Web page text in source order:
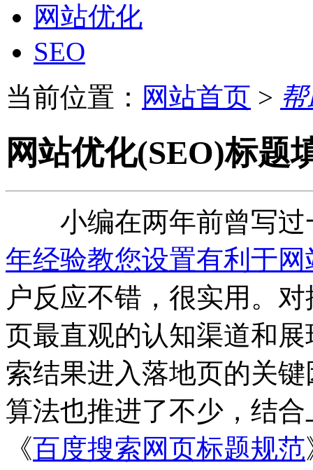
网站优化
SEO
当前位置： 网站首页 >
网站优化(SEO)标题
小编在两年前曾写过
年经验教您设置有利于
户反应不错，很实用。
页最直观的认知渠道和
索结果进入落地页的关
算法也推进了不少，结
《百度搜索网页标题规范